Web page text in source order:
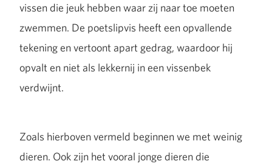
vissen die jeuk hebben waar zij naar toe moeten
zwemmen. De poetslipvis heeft een opvallende
tekening en vertoont apart gedrag, waardoor hij
opvalt en niet als lekkernij in een vissenbek
verdwijnt.
Zoals hierboven vermeld beginnen we met weinig
dieren. Ook zijn het vooral jonge dieren die